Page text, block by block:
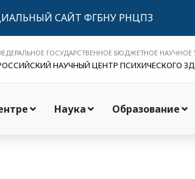
САЙТ ФГБНУ РНЦПЗ
ГОСУДАРСТВЕННОЕ БЮДЖЕТНОЕ НАУЧНОЕ
НАУЧНЫЙ ЦЕНТР ПСИХИЧЕСКОГО
Наука Образование